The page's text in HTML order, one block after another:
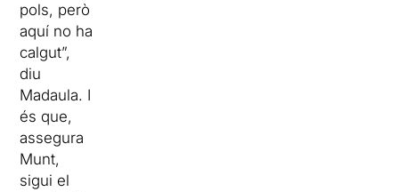
pols, però
aquí no ha
calgut”,
diu
Madaula. I
és que,
assegura
Munt,
sigui el